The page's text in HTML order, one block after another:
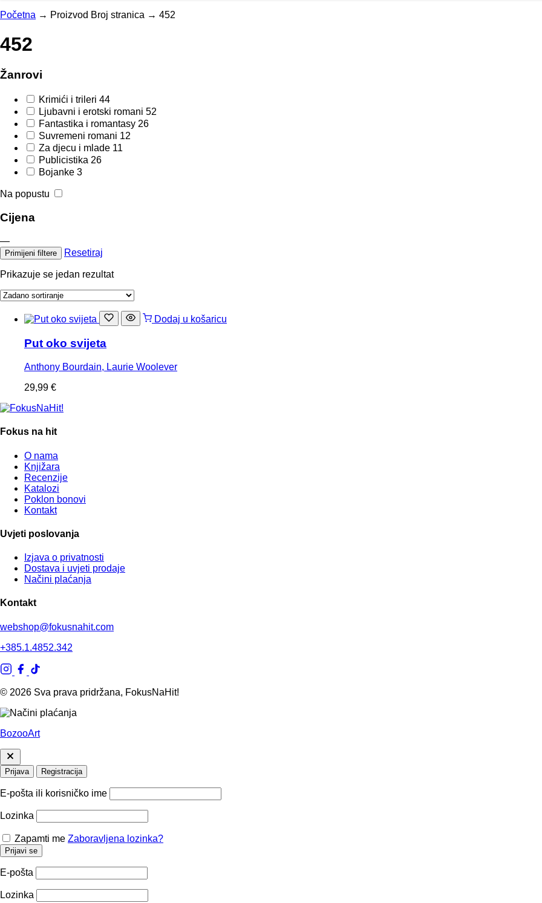
Početna → Proizvod Broj stranica → 452
452
Žanrovi
Krimići i trileri 44
Ljubavni i erotski romani 52
Fantastika i romantasy 26
Suvremeni romani 12
Za djecu i mlade 11
Publicistika 26
Bojanke 3
Na popustu
Cijena
—
Primijeni filtere Resetiraj
Prikazuje se jedan rezultat
Dodaj u košaricu
Put oko svijeta
Anthony Bourdain, Laurie Woolever
29,99 €
Fokus na hit
O nama
Knjižara
Recenzije
Katalozi
Poklon bonovi
Kontakt
Uvjeti poslovanja
Izjava o privatnosti
Dostava i uvjeti prodaje
Načini plaćanja
Kontakt
webshop@fokusnahit.com
+385.1.4852.342
© 2026 Sva prava pridržana, FokusNaHit!
BozooArt
Prijava Registracija
E-pošta ili korisničko ime
Lozinka
Zapamti me Zaboravljena lozinka?
Prijavi se
E-pošta
Lozinka